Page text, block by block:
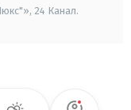
24 Канал.